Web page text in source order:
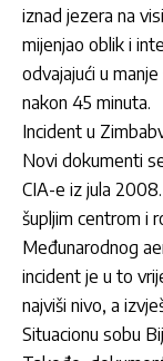
iznad jezera na
mijenjao oblik i
odvajajući u
nakon 45 minuta.
Incident u
Novi dokumenti
CIA-e iz jula
šupljim centrom i
Međunarodnog
incident je u to
najviši nivo, a
Situacionu sobu